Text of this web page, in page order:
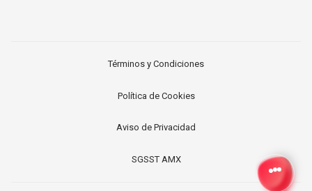
Términos y Condiciones
Política de Cookies
Aviso de Privacidad
SGSST AMX